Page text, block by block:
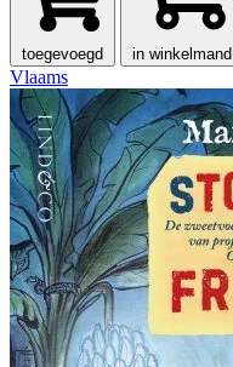
toegevoegd in winkelmand
Vlaams